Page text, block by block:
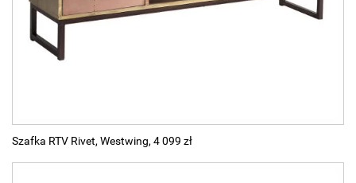
Szafka RTV Rivet, Westwing, 4 099 zł